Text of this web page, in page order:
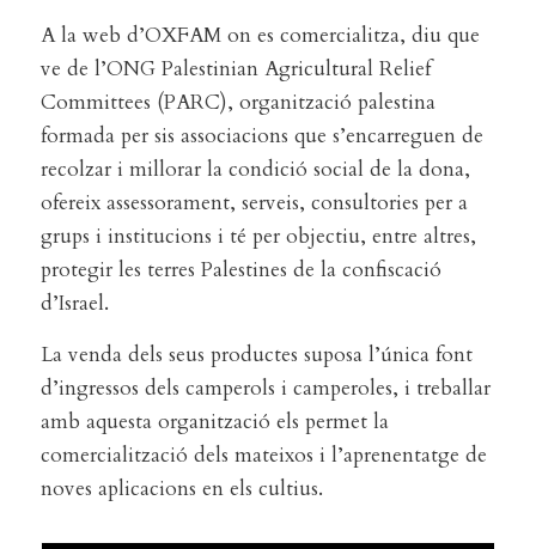
A la web d’OXFAM on es comercialitza, diu que
ve de l’ONG Palestinian Agricultural Relief
Committees (PARC), organització palestina
formada per sis associacions que s’encarreguen de
recolzar i millorar la condició social de la dona,
ofereix assessorament, serveis, consultories per a
grups i institucions i té per objectiu, entre altres,
protegir les terres Palestines de la confiscació
d’Israel.
La venda dels seus productes suposa l’única font
d’ingressos dels camperols i camperoles, i treballar
amb aquesta organització els permet la
comercialització dels mateixos i l’aprenentatge de
noves aplicacions en els cultius.